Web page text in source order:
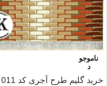
ناموجو
د
خرید گلیم طرح آجری کد 011